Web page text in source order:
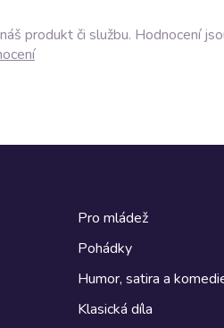
produkt či službu. Hodnocení
Pro mládež
Pohádky
Humor, satira a
Klasická díla